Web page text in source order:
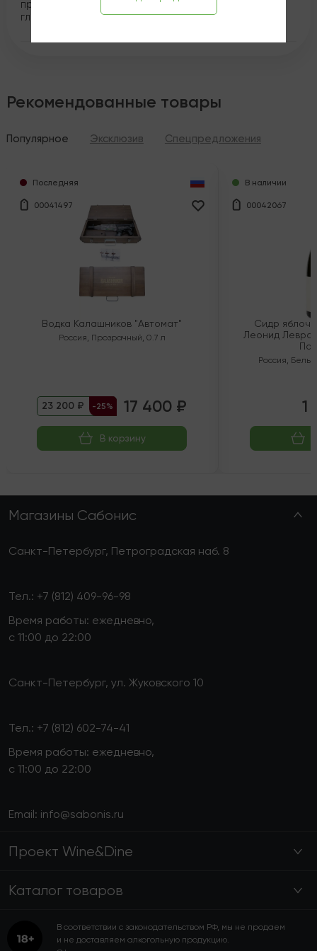
предлагает уникальное сочетание мощи и
гладкости..
Рекомендованные товары
Популярное Эксклюзив Спецпредложения
Последняя
00041497
Водка Калашников "Автомат"
Россия, Прозрачный, 0.7 л
23 200 ₽ -25% 17 400 ₽
В корзину
В наличии
00042067
Сидр
Леонид
Россия, Белый
1
Магазины Сабонис
Санкт-Петербург, Петроградская наб. 8
Тел.: +7 (812) 409-96-98
Время работы: ежедневно,
с 11:00 до 22:00
Санкт-Петербург, ул. Жуковского 10
Тел.: +7 (812) 602-74-41
Время работы: ежедневно,
с 11:00 до 22:00
Email: info@sabonis.ru
Проект Wine&Dine
Каталог товаров
В соответствии с законодательством РФ, мы не продаем
и не доставляем алкогольную продукцию.